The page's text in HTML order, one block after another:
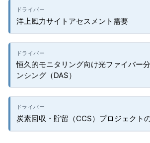
洋上風力サイトアセスメント需要
恒久的モニタリング向け光ファイバー
ンシング（DAS）
炭素回収・貯留（CCS）プロジェクト